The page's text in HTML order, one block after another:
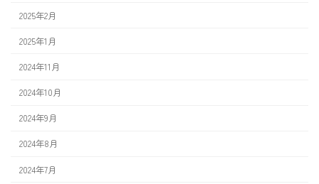
2025年2月
2025年1月
2024年11月
2024年10月
2024年9月
2024年8月
2024年7月